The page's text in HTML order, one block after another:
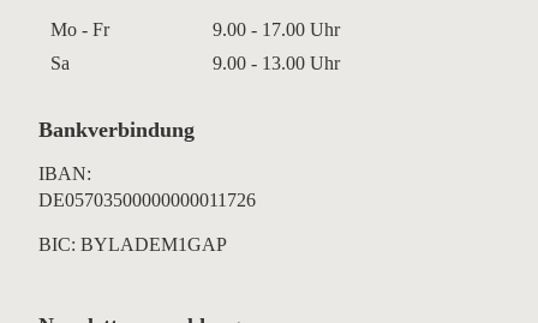
Mo - Fr
9.00 - 17.00 Uhr
Sa
9.00 - 13.00 Uhr
Bankverbindung
IBAN:
DE05703500000000011726
BIC: BYLADEM1GAP